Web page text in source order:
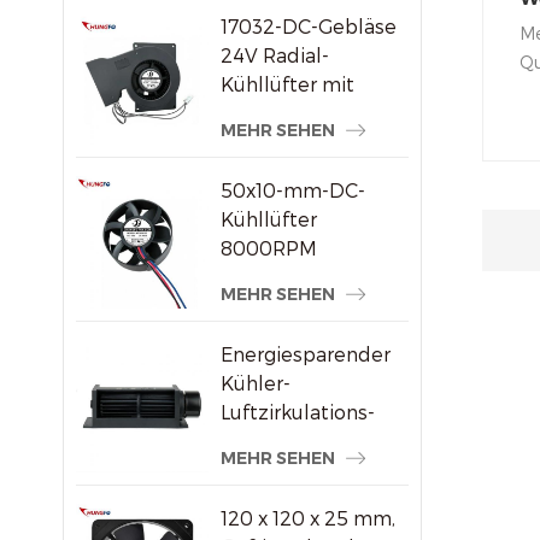
17032-DC-Gebläse
24V Radial-
Kühllüfter mit
Druck
MEHR SEHEN
50x10-mm-DC-
Kühllüfter
8000RPM
Bürstenloser
kleine
elektronische
Geräte
MEHR SEHEN
Energiesparender
Kühler-
Luftzirkulations-
aus Kunststoff
MEHR SEHEN
120 x 120 x 25 mm,